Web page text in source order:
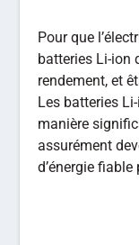
Pour que
batteries Li-ion
rendement, et
Les batteries
manière
assurément
d’énergie